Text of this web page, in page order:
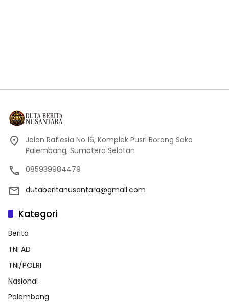
Jalan Raflesia No 16, Komplek Pusri Borang Sako
Palembang, Sumatera Selatan
085939984479
dutaberitanusantara@gmail.com
Kategori
Berita
TNI AD
TNI/POLRI
Nasional
Palembang